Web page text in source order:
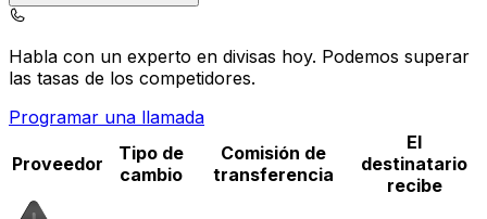
Habla con un experto en divisas hoy. Podemos superar
las tasas de los competidores.
Programar una llamada
Proveedor
Tipo de
cambio
Comisión de
transferencia
El
destinatario
recibe